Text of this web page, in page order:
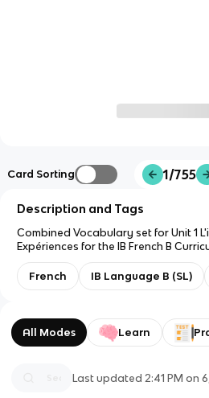
Card Sorting 1/755
Description and Tags
Combined Vocabulary set for Unit 1
Expériences for the IB French B
French IB Language B (SL)
All Modes Learn
Last updated 2:41 PM on